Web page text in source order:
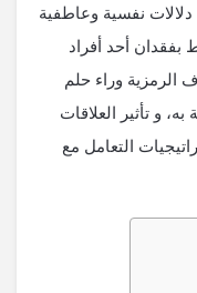
نفسية وعاطفية
أحد أفراد
الرمزية وراء حلم
و تأثير العلاقات
التعامل مع